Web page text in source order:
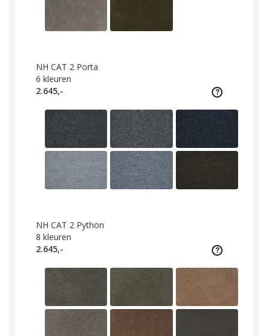
NH CAT 2 Porta
6 kleuren
2.645,-
NH CAT 2 Python
8 kleuren
2.645,-